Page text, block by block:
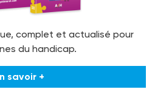
complet et actualisé pour
du handicap.
savoir +